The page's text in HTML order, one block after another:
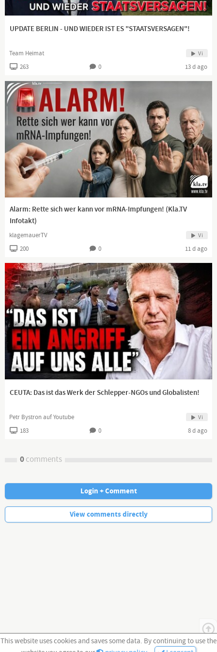
This website uses cookies and saves some data. By continuing to use the
UPDATE BERLIN - UND WIEDER IST ES "STAATSVERSAGEN"!
Team Heimat Vi
263 0 13 d ago
Alarm: Rette sich wer kann vor mRNA-Impfungen! (Kla.TV
Infotakt)
klagemauerTV Vi
200 0 11 d ago
CEUTA: Das ist das Werk der Schlepper-NGOs und Globalisten!
Petr Bystron auf Youtube Vi
183 0 8 d ago
0comments
No more comments.
Login + Comment
View comments directly